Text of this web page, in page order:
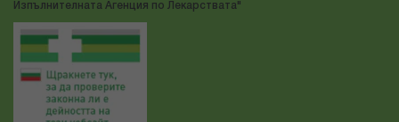
Изпълнителната Агенция по Лекарствата"